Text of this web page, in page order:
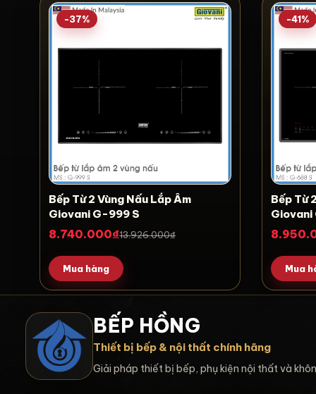
-37%
Bếp Từ 2 Vùng Nấu Lắp Âm
Giovani G-999 S
8.740.000₫13.926.000₫
Mua hàng
-41%
Bếp Từ
Mua
BẾP HỒNG
Thiết bị bếp & nội thất chính hãng
Giải pháp thiết bị bếp, phụ kiện nội thất và